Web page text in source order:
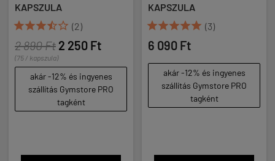
KAPSZULA
 (2)
2 890 Ft 2 250 Ft
(75 / kapszula)
akár -12% és ingyenes
szállítás Gymstore PRO
tagként
KAPSZULA
 (3)
6 090 Ft
akár -12% és ingyenes
szállítás Gymstore PRO
tagként